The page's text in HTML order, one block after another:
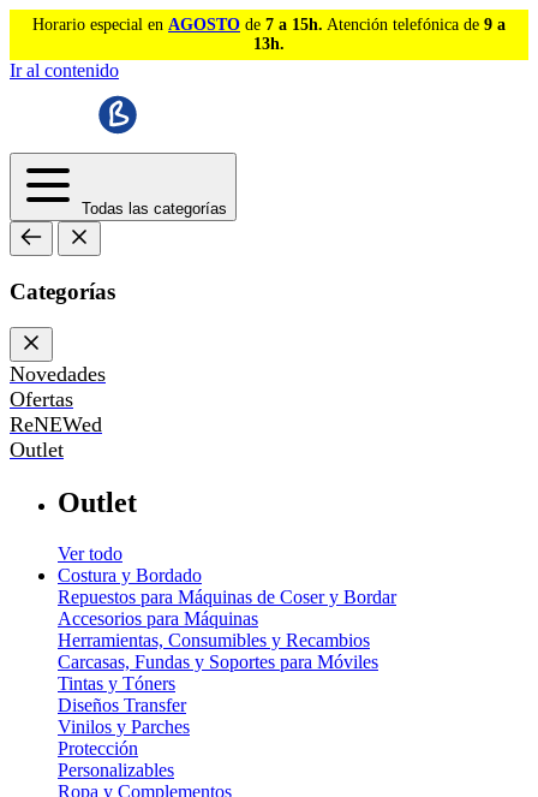
Horario especial en AGOSTO de 7 a 15h. Atención telefónica de 9 a
13h.
Ir al contenido
Todas las categorías
Categorías
Novedades
Ofertas
ReNEWed
Outlet
Outlet
Ver todo
Costura y Bordado
Repuestos para Máquinas de Coser y Bordar
Accesorios para Máquinas
Herramientas, Consumibles y Recambios
Carcasas, Fundas y Soportes para Móviles
Tintas y Tóners
Diseños Transfer
Vinilos y Parches
Protección
Personalizables
Ropa y Complementos